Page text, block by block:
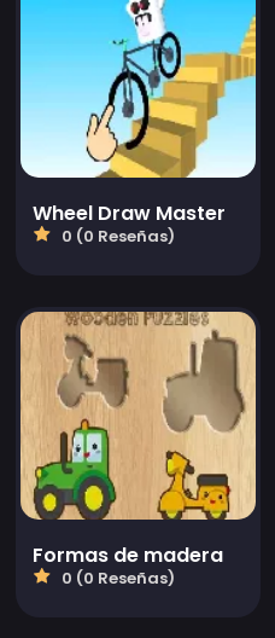
Wheel Draw Master
0 (0 Reseñas)
Formas de madera
0 (0 Reseñas)